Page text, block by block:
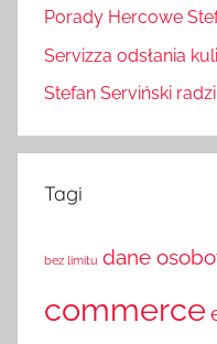
Porady Hercowe
Servizza odsłania
Stefan Serviński
Tagi
bez limitu dane
commerce